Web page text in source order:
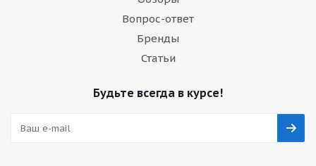
Вопрос-ответ
Бренды
Статьи
Будьте всегда в курсе!